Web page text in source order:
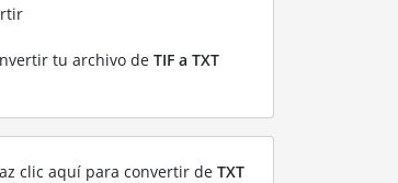
tu archivo de TIF a TXT
clic aquí para convertir de TXT